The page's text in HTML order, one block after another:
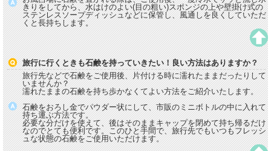
きりをしてから、水はけのよい(目の粗い)スポンジの上や壁掛け式の
ステンレスソープディッシュなどに保管し、風通しを良くしていただ
くと長持ちします。
旅行に行くときも石鹸を持っていきたい！良い方法はありますか？
旅行先などで石鹸をご使用後、片付ける時に濡れたままだったりして
いませんか？
濡れたままの石鹸を持ち歩かなくてよい方法をご紹介いたします。
石鹸をおろし金でパウダー状にして、市販のミニボトルの中に入れて
持ち運ぶ方法です。
必要な分だけを使えて、後はそのままキャップを閉めて持ち帰るだけ
なのでとても便利です。このひと手間で、旅行先でもいつもフレッシ
ュな状態の石鹸をご使用いただけます。